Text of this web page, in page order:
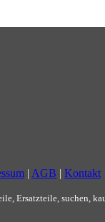
| AGB | Kontakt
Ersatzteile, suchen,